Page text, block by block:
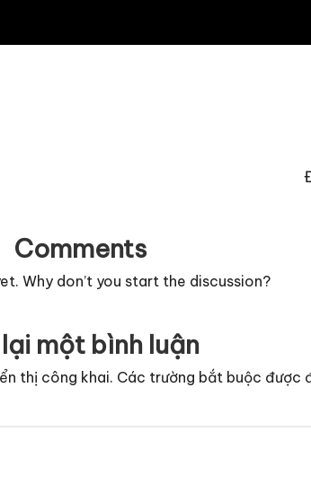
Comments
Why don’t you start the discussion?
một bình luận
thị công khai. Các trường bắt buộc được